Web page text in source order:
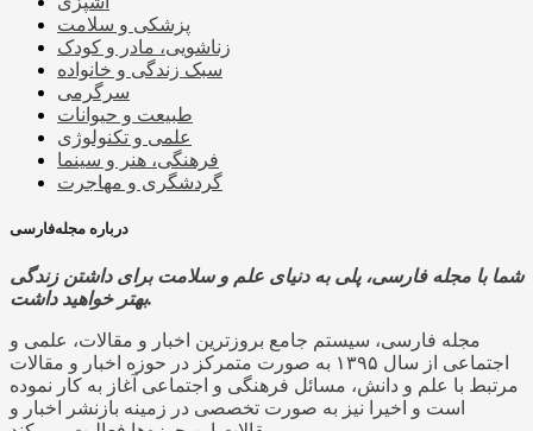
پزشکی و سلامت
زناشویی، مادر و کودک
سبک زندگی و خانواده
سرگرمی
طبیعت و حیوانات
علمی و تکنولوژی
فرهنگی، هنر و سینما
گردشگری و مهاجرت
درباره مجله‌فارسی
شما با مجله فارسی، پلی به دنیای علم و سلامت برای داشتن زندگی
بهتر خواهید داشت.
مجله فارسی، سیستم جامع بروزترین اخبار و مقالات، علمی و
اجتماعی از سال ۱۳۹۵ به صورت متمرکز در حوزه اخبار و مقالات
مرتبط با علم و دانش، مسائل فرهنگی و اجتماعی آغاز به کار نموده
است و اخیرا نیز به صورت تخصصی در زمینه بازنشر اخبار و